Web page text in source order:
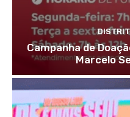
Campanha de
Marcelo